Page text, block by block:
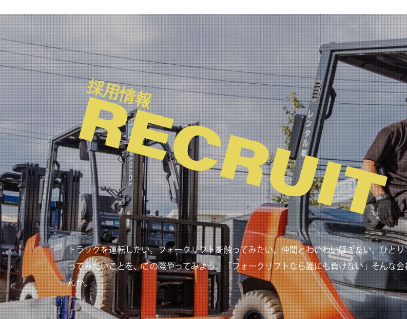
レンタル車を探す 大藤屋の強み 事業内容
採用情報
RECRUIT
トラックを運転したい。フォークリフトを触ってみたい。仲間とわいわい騒ぎたい。ひと
ってみたいことを、この際やってみよう。「フォークリフトなら誰にも負けない」そんな
んか。